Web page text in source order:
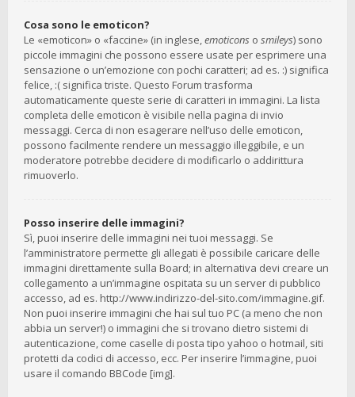
Cosa sono le emoticon?
Le «emoticon» o «faccine» (in inglese,emoticons o smileys) sono
piccole immagini che possono essere usate per esprimere una
sensazione o un’emozione con pochi caratteri; ad es. :) significa
felice, :( significa triste. Questo Forum trasforma
automaticamente queste serie di caratteri in immagini. La lista
completa delle emoticon è visibile nella pagina di invio
messaggi. Cerca di non esagerare nell’uso delle emoticon,
possono facilmente rendere un messaggio illeggibile, e un
moderatore potrebbe decidere di modificarlo o addirittura
rimuoverlo.
Posso inserire delle immagini?
Sì, puoi inserire delle immagini nei tuoi messaggi. Se
l’amministratore permette gli allegati è possibile caricare delle
immagini direttamente sulla Board; in alternativa devi creare un
collegamento a un’immagine ospitata su un server di pubblico
accesso, ad es. http://www.indirizzo-del-sito.com/immagine.gif.
Non puoi inserire immagini che hai sul tuo PC (a meno che non
abbia un server!) o immagini che si trovano dietro sistemi di
autenticazione, come caselle di posta tipo yahoo o hotmail, siti
protetti da codici di accesso, ecc. Per inserire l’immagine, puoi
usare il comando BBCode [img].